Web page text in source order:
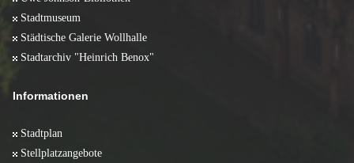
Stadtmuseum
Städtische Galerie Wollhalle
Stadtarchiv "Heinrich Benox"
Informationen
Stadtplan
Stellplatzangebote